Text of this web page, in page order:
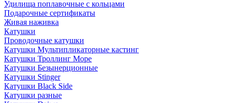
Удилища поплавочные с кольцами
Подарочные сертификаты
Живая наживка
Катушки
Проводочные катушки
Катушки Мультипликаторные кастинг
Катушки Троллинг Море
Катушки Безынерционные
Катушки Stinger
Катушки Black Side
Катушки разные